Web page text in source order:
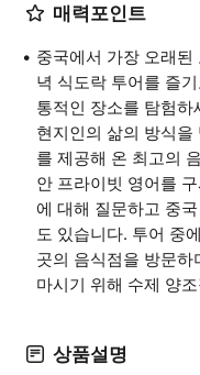
매력포인트
중국에서 가장 오래된
녁 식도락 투어를 즐
통적인 장소를 탐험
현지인의 삶의 방식을
를 제공해 온 최고의
안 프라이빗 영어를
에 대해 질문하고 중
도 있습니다. 투어 중
곳의 음식점을 방문
마시기 위해 수제 양
상품설명